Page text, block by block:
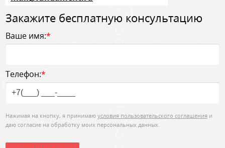
Закажите бесплатную консультацию
Ваше имя:*
Телефон:*
Нажимая на кнопку, я принимаю условия пользовательского соглашения и
даю согласие на обработку моих персональных данных.